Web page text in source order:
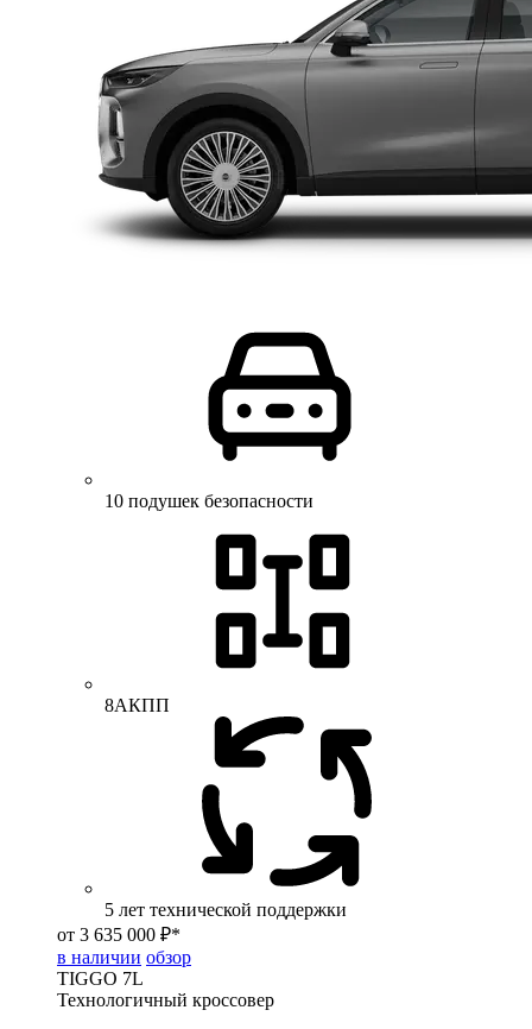
10 подушек безопасности
8АКПП
5 лет технической поддержки
от 3 635 000 ₽*
в наличии обзор
TIGGO 7L
Технологичный кроссовер